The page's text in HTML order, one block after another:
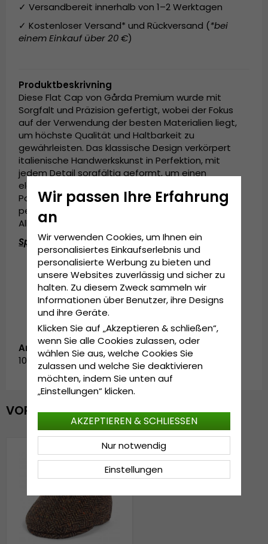
✓ Versandbereit innerhalb von 1–2 Werktagen
✓ Kostenloser Versand* und Rückversand (*bei
einem Einkauf über 20 €)
Produktbeskrivning
Diese Flat Cap von Gårda Premium wurde mit
Sorgfalt und Präzision gefertigt, wobei der Fokus
auf der Verwendung der besten Materialien liegt,
um höchste Qualität und Haltbarkeit zu
gewährleisten. Das klassische Design verkörpert
italienische Handwerkskunst in Perfektion, mit
jedem Detail sorgfältig geformt, um einen
eleganten und stilvollen Look zu schaffen. Die
Passform ist komfortabel und stilvoll, was sie
perfekt für alle Anlässe macht – vom lässigen
Alltag bis zu formelleren Momenten.
Spezifikationen:
Hergestellt in Italien.
Schirmlänge: 4,5 cm.
Zusammensetzung: 100 % Schurwolle.
Artikelnummer:
104/118.brown
VOR KURZEM ANGESEHEN
Wir passen Ihre Erfahrung
an
Wir verwenden Cookies, um Ihnen ein
personalisiertes Einkaufserlebnis und
personalisierte Werbung zu bieten und
unsere Websites zuverlässig und sicher zu
halten. Zu diesem Zweck sammeln wir
Informationen über Benutzer, ihre Designs
und ihre Geräte.
Klicken Sie auf „Akzeptieren & schließen“,
wenn Sie alle Cookies zulassen, oder
wählen Sie aus, welche Cookies Sie
zulassen und welche Sie deaktivieren
möchten, indem Sie unten auf
„Einstellungen“ klicken.
Einstellungen
Nur notwendig
AKZEPTIEREN & SCHLIESSEN